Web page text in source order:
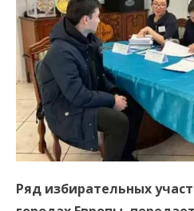
Ряд избирательных